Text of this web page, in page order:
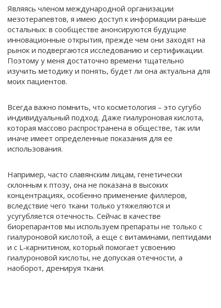
Являясь членом международной организации
мезотерапевтов, я имею доступ к информации раньше
остальных: в сообществе анонсируются будущие
инновационные открытия, прежде чем они заходят на
рынок и подвергаются исследованию и сертификации.
Поэтому у меня достаточно времени тщательно
изучить методику и понять, будет ли она актуальна для
моих пациентов.
Всегда важно помнить, что косметология – это сугубо
индивидуальный подход. Даже гиалуроновая кислота,
которая массово распространена в обществе, так или
иначе имеет определенные показания для ее
использования.
Например, часто славянским лицам, генетически
склонным к птозу, она не показана в высоких
концентрациях, особенно применение филлеров,
вследствие чего ткани только утяжеляются и
усугубляется отечность. Сейчас в качестве
биорепарантов мы используем препараты не только с
гиалуроновой кислотой, а еще с витаминами, пептидами
и с L-карнитином, который помогает усвоению
гиалуроновой кислоты, не допуская отечности, а
наоборот, дренируя ткани.